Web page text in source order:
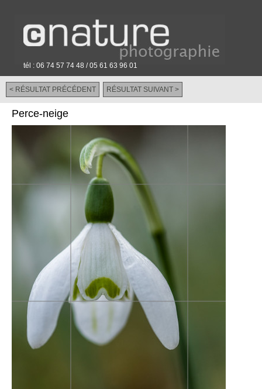
tél : 06 74 57 74 48 / 05 61 63 96 01
< RÉSULTAT PRÉCÉDENT RÉSULTAT SUIVANT >
-
Perce-neige